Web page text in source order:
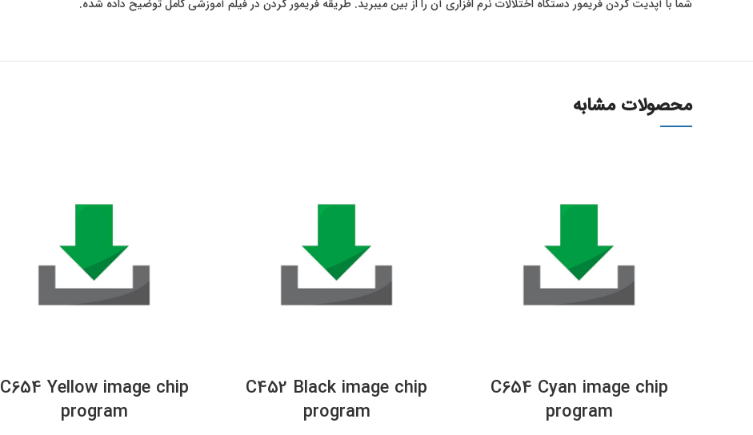
شما با آپدیت کردن فریمور دستگاه اختلالات نرم افزاری آن را از بین میبرید. طریقه فریمور کردن در فیلم آموزشی کامل توضیح داده شده.
محصولات مشابه
C654 Cyan image chip
program
C452 Black image chip
program
C654 Yellow image chip
program